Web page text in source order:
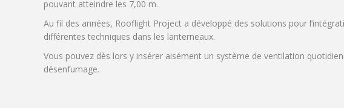
pouvant atteindre les 7,00 m.
Au fil des années, Rooflight Project a développé des solutions pour
différentes techniques dans les lanterneaux.
Vous pouvez dès lors y insérer aisément un système de ventilation
désenfumage.